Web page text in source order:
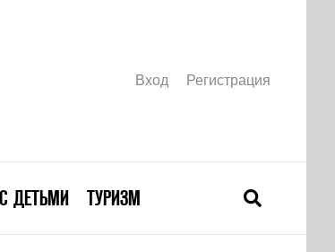
Вход Регистрация
С ДЕТЬМИ ТУРИЗМ